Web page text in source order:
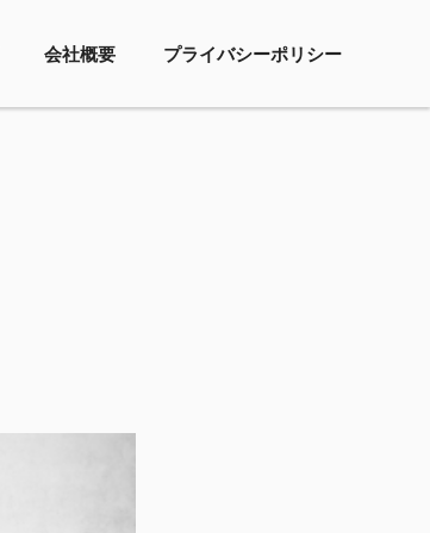
会社概要 プライバシーポリシー